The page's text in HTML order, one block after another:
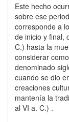
Este hecho
sobre ese periodo: El periodo clásico de la Grecia
corresponde a
de inicio y final,
C.) hasta la
considerar
denominado
cuando se dio
creaciones
mantenía la
al VI a. C.) .